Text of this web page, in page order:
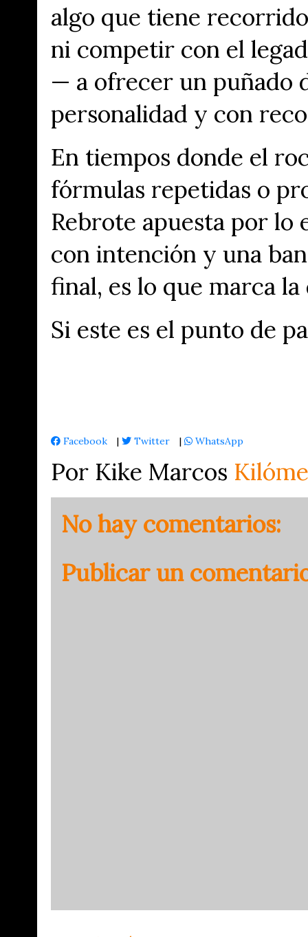
algo que tiene
ni competir con el
— a ofrecer un puñado
personalidad y con
En tiempos donde el
fórmulas repetidas o
Rebrote apuesta por lo
con intención y una
final, es lo que marca
Si este es el punto de
Facebook | Twitter | WhatsApp
Por Kike Marcos
No hay comentarios:
Publicar un